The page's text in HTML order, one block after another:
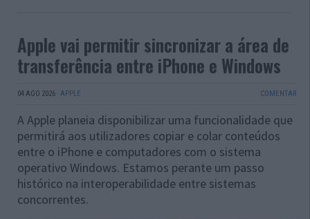
Apple vai permitir sincronizar a área de
transferência entre iPhone e Windows
04 AGO 2026 · APPLE COMENTAR
A Apple planeia disponibilizar uma funcionalidade que
permitirá aos utilizadores copiar e colar conteúdos
entre o iPhone e computadores com o sistema
operativo Windows. Estamos perante um passo
histórico na interoperabilidade entre sistemas
concorrentes.